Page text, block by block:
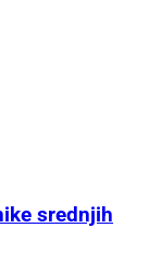
srednjih